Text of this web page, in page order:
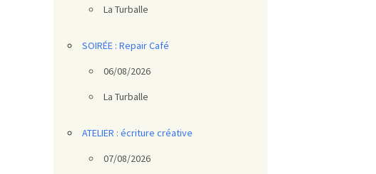
La Turballe
SOIRÉE : Repair Café
06/08/2026
La Turballe
ATELIER : écriture créative
07/08/2026